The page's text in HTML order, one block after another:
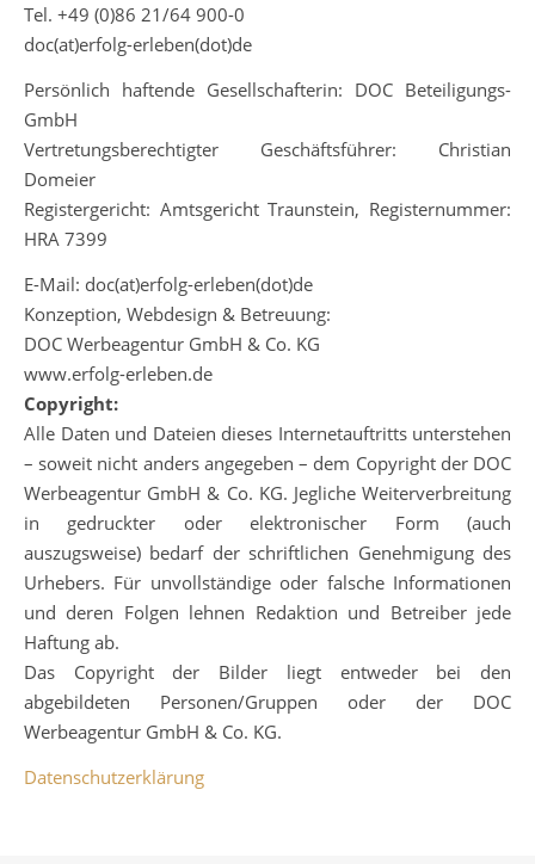
Tel. +49 (0)86 21/64 900-0
doc(at)erfolg-erleben(dot)de
Persönlich haftende Gesellschafterin: DOC Beteiligungs-
GmbH
Vertretungsberechtigter Geschäftsführer: Christian
Domeier
Registergericht: Amtsgericht Traunstein, Registernummer:
HRA 7399
E-Mail: doc(at)erfolg-erleben(dot)de
Konzeption, Webdesign & Betreuung:
DOC Werbeagentur GmbH & Co. KG
www.erfolg-erleben.de
Copyright:
Alle Daten und Dateien dieses Internetauftritts unterstehen
– soweit nicht anders angegeben – dem Copyright der DOC
Werbeagentur GmbH & Co. KG. Jegliche Weiterverbreitung
in gedruckter oder elektronischer Form (auch
auszugsweise) bedarf der schriftlichen Genehmigung des
Urhebers. Für unvollständige oder falsche Informationen
und deren Folgen lehnen Redaktion und Betreiber jede
Haftung ab.
Das Copyright der Bilder liegt entweder bei den
abgebildeten Personen/Gruppen oder der DOC
Werbeagentur GmbH & Co. KG.
Datenschutzerklärung